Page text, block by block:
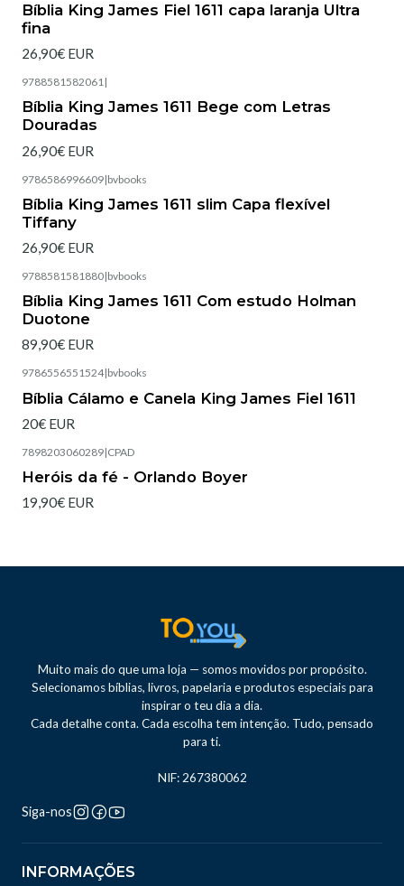
Bíblia King James Fiel 1611 capa laranja Ultra
fina
26,90€ EUR
9788581582061|
Bíblia King James 1611 Bege com Letras
Douradas
26,90€ EUR
9786586996609|bvbooks
Bíblia King James 1611 slim Capa flexível
Tiffany
26,90€ EUR
9788581581880|bvbooks
Bíblia King James 1611 Com estudo Holman
Duotone
89,90€ EUR
9786556551524|bvbooks
Bíblia Cálamo e Canela King James Fiel 1611
20€ EUR
7898203060289|CPAD
Heróis da fé - Orlando Boyer
19,90€ EUR
Muito mais do que uma loja — somos movidos por propósito.
Selecionamos bíblias, livros, papelaria e produtos especiais para
inspirar o teu dia a dia.
Cada detalhe conta. Cada escolha tem intenção. Tudo, pensado
para ti.
NIF: 267380062
Siga-nos
INFORMAÇÕES